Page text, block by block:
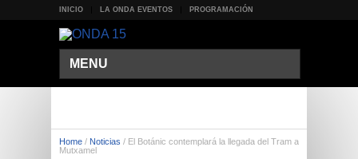
INICIO LA ONDA EVENTOS PROGRAMACIÓN
MENU
Home / Noticias / El Botánic contemplará la llegada del Tram a
Mutxamel